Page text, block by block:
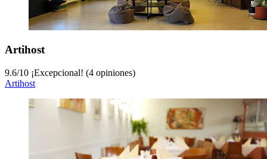
Artihost
9.6/10 ¡Excepcional! (4 opiniones)
Artihost